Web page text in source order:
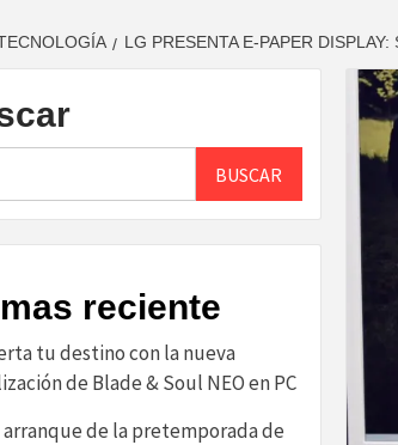
LG PRESENTA E-PAPER
BUSCAR
reciente
tu destino con la nueva
de Blade & Soul NEO en PC
arranque de la pretemporada de